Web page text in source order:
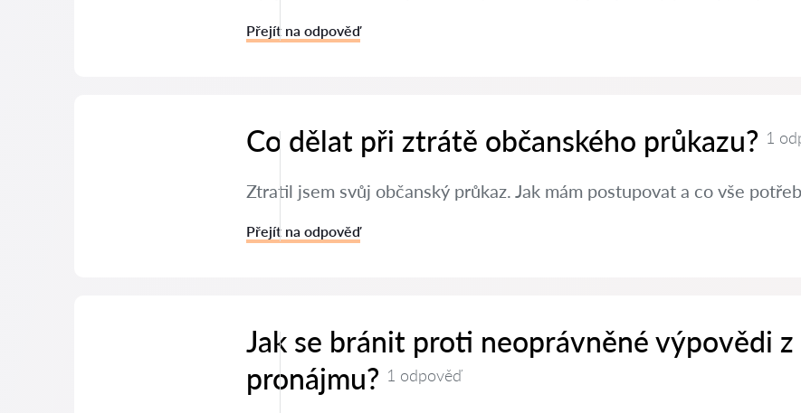
Přejít na odpověď
Co dělat při ztrátě občanského průkazu? 1
Ztratil jsem svůj občanský průkaz. Jak mám postupovat a co vše
Přejít na odpověď
Jak se bránit proti neoprávněné výpovědi z
pronájmu? 1 odpověď